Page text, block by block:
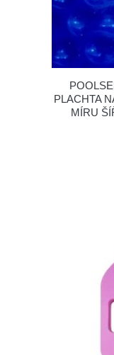
PLACHTA
MÍRU